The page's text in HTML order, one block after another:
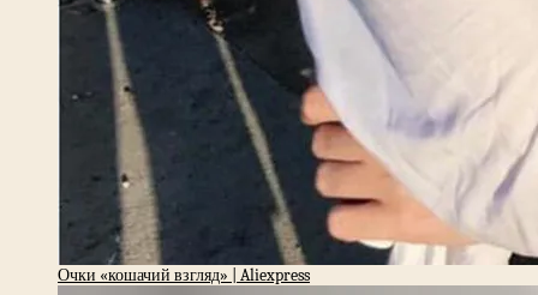
Очки «кошачий взгляд» | Aliexpress